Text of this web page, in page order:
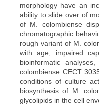
morphology have an
ability to slide over of
of M. colombiense
chromatographic
rough variant of M.
with age, impaired
bioinformatic
colombiense CECT
conditions of culture
biosynthesis of M.
glycolipids in the cell